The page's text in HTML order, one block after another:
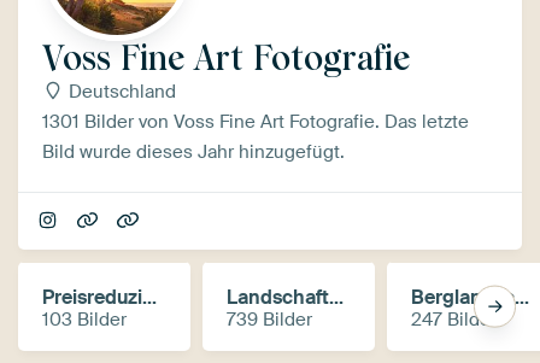
Voss Fine Art Fotografie
Deutschland
1301 Bilder von Voss Fine Art Fotografie. Das letzte
Bild wurde dieses Jahr hinzugefügt.
Preisreduzierte Bilder
103 Bilder
Landschaften und Natur
739 Bilder
Berglandschaften
247 Bilder